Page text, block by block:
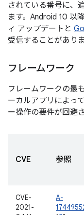
されている番号に、
ます。Android 10 以
ィ アップデートと
受信することがありま
フレームワーク
フレームワークの最
ーカルアプリによっ
ー操作の要件が回避
CVE 参照
CVE-
2021-
A-